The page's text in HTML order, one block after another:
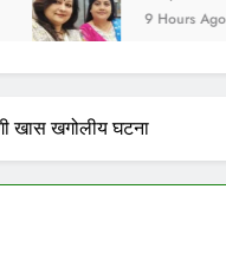
9 Hours Ago
खास खगोलीय घटना